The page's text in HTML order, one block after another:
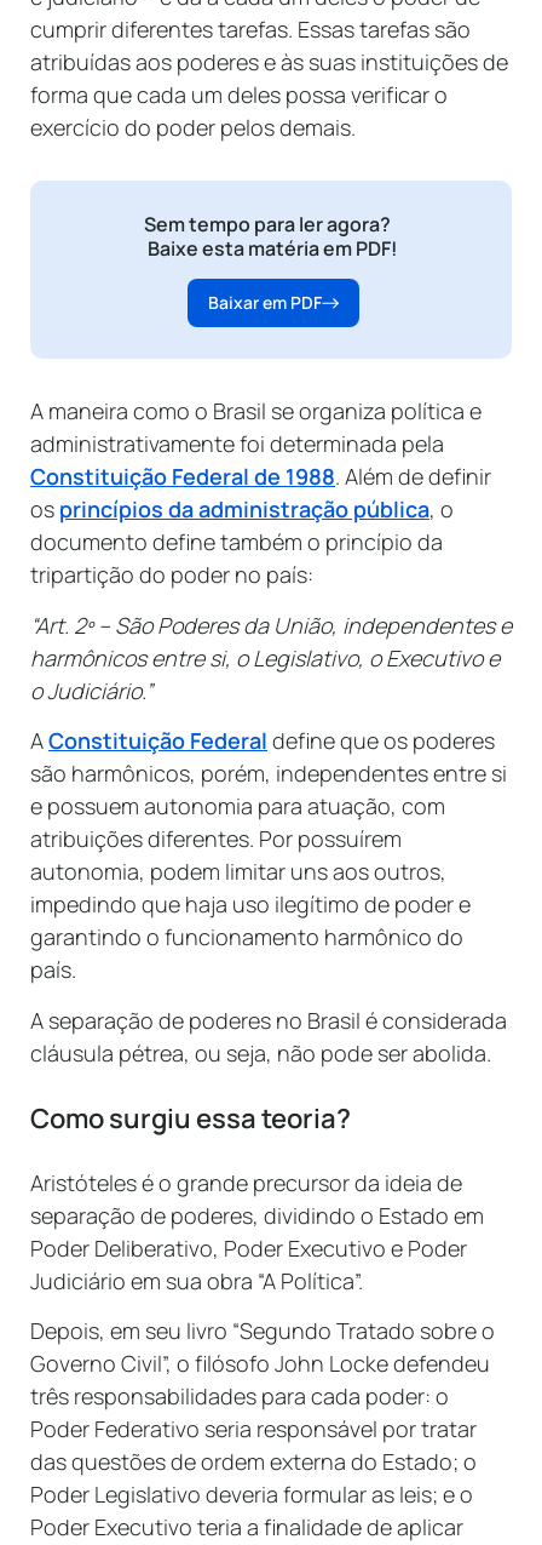
cumprir diferentes tarefas. Essas tarefas são
atribuídas aos poderes e às suas instituições de
forma que cada um deles possa verificar o
exercício do poder pelos demais.
Sem tempo para ler agora?
Baixe esta matéria em PDF!
Baixar em PDF
A maneira como o Brasil se organiza política e
administrativamente foi determinada pela
Constituição Federal de 1988. Além de definir
os princípios da administração pública, o
documento define também o princípio da
tripartição do poder no país:
“Art. 2º – São Poderes da União, independentes e
harmônicos entre si, o Legislativo, o Executivo e
o Judiciário.”
AConstituição Federal define que os poderes
são harmônicos, porém, independentes entre si
e possuem autonomia para atuação, com
atribuições diferentes. Por possuírem
autonomia, podem limitar uns aos outros,
impedindo que haja uso ilegítimo de poder e
garantindo o funcionamento harmônico do
país.
A separação de poderes no Brasil é considerada
cláusula pétrea, ou seja, não pode ser abolida.
Como surgiu essa teoria?
Aristóteles é o grande precursor da ideia de
separação de poderes, dividindo o Estado em
Poder Deliberativo, Poder Executivo e Poder
Judiciário em sua obra “A Política”.
Depois, em seu livro “Segundo Tratado sobre o
Governo Civil”, o filósofo John Locke defendeu
três responsabilidades para cada poder: o
Poder Federativo seria responsável por tratar
das questões de ordem externa do Estado; o
Poder Legislativo deveria formular as leis; e o
Poder Executivo teria a finalidade de aplicar